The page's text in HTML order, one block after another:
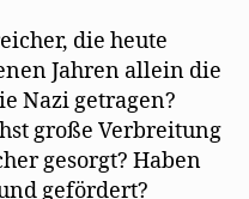
die heute
Jahren allein die
Nazi getragen?
große Verbreitung
gesorgt? Haben
gefördert?